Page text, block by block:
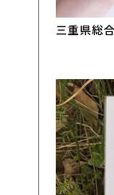
三重県総